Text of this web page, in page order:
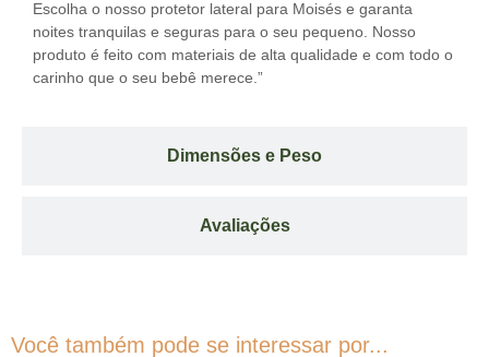
Dimensões e Peso
Avaliações
Escolha o nosso protetor lateral para Moisés e garanta
noites tranquilas e seguras para o seu pequeno. Nosso
produto é feito com materiais de alta qualidade e com todo o
carinho que o seu bebê merece.”
Você também pode se interessar por...